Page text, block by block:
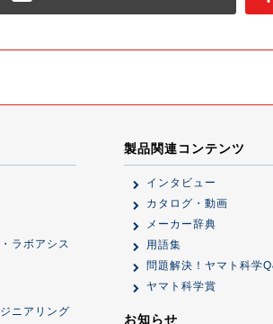
ラボアシス
ニアリング
製品関連コンテンツ
インタビュー
カタログ・動画
メーカー辞典
用語集
問題解決！ヤマト科学
ヤマト科学賞
お知らせ